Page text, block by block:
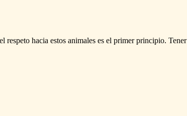
el respeto hacia estos animales es el primer principio. Tener